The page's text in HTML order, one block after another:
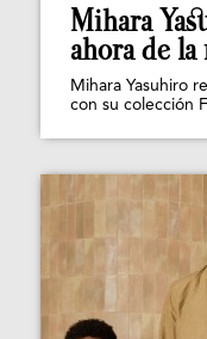
Mihara
ahora de la
Mihara Yasuhiro
con su colección